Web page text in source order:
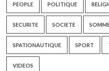
PEOPLE POLITIQUE
SECURITE SOCIETE
SPATIONAUTIQUE SPORT
VIDEOS